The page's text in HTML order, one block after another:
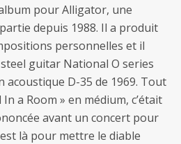
pour Alligator, une
depuis 1988. Il a produit
personnelles et il
guitar National O series
acoustique D-35 de 1969. Tout
a Room » en médium, c’était
avant un concert pour
là pour mettre le diable